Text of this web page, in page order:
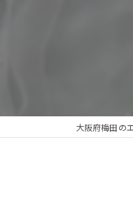
大阪府梅田の